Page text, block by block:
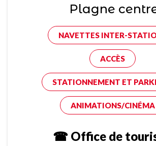
Plagne
NAVETTES INTER-
ACCÈS
STATIONNEMENT ET
ANIMATIONS/CINÉMA
☎ Office de